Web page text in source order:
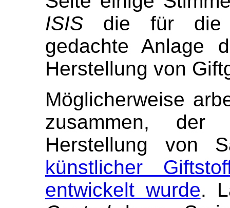
ISIS die für die
gedachte Anlage
Herstellung von
Möglicherweise
zusammen,
Herstellung von
künstlicher
entwickelt wurde.